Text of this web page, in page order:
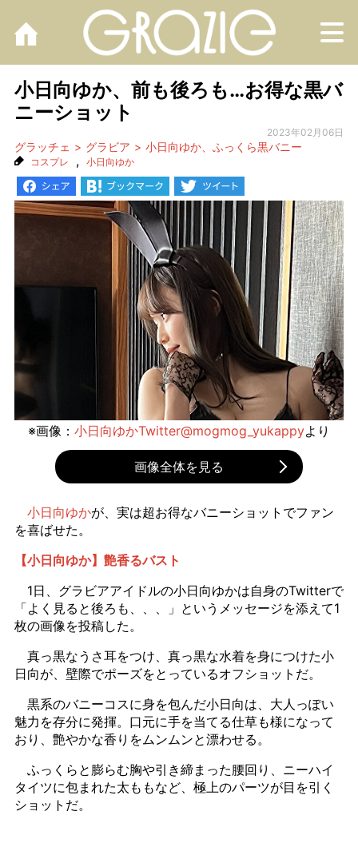
小日向ゆか、前も後ろも…お得な黒バ
ニーショット
2023年02月06日
グラッチェ グラビア 小日向ゆか、ふっくら黒バニー
コスプレ , 小日向ゆか
※画像： 小日向ゆかTwitter@mogmog_yukappyより
画像全体を見る
小日向ゆかが、実は超お得なバニーショットでファン
を喜ばせた。
【小日向ゆか】艶香るバスト
1日、グラビアアイドルの小日向ゆかは自身のTwitterで
「よく見ると後ろも、、、」というメッセージを添えて1
枚の画像を投稿した。
真っ黒なうさ耳をつけ、真っ黒な水着を身につけた小
日向が、壁際でポーズをとっているオフショットだ。
黒系のバニーコスに身を包んだ小日向は、大人っぽい
魅力を存分に発揮。口元に手を当てる仕草も様になって
おり、艶やかな香りをムンムンと漂わせる。
ふっくらと膨らむ胸や引き締まった腰回り、ニーハイ
タイツに包まれた太ももなど、極上のパーツが目を引く
ショットだ。